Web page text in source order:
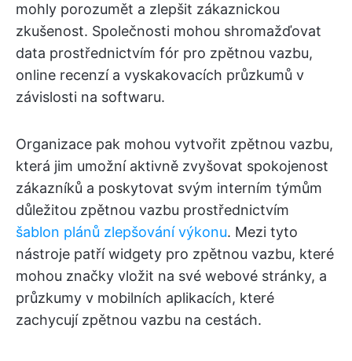
mohly porozumět a zlepšit zákaznickou
zkušenost. Společnosti mohou shromažďovat
data prostřednictvím fór pro zpětnou vazbu,
online recenzí a vyskakovacích průzkumů v
závislosti na softwaru.
Organizace pak mohou vytvořit zpětnou vazbu,
která jim umožní aktivně zvyšovat spokojenost
zákazníků a poskytovat svým interním týmům
důležitou zpětnou vazbu prostřednictvím
šablon plánů zlepšování výkonu. Mezi tyto
nástroje patří widgety pro zpětnou vazbu, které
mohou značky vložit na své webové stránky, a
průzkumy v mobilních aplikacích, které
zachycují zpětnou vazbu na cestách.